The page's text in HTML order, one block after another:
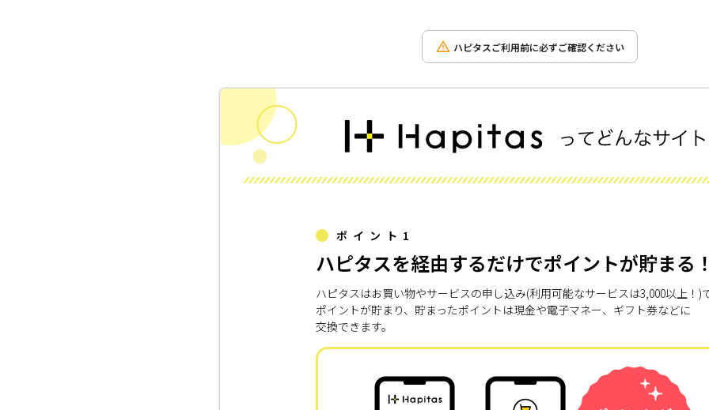
ハピタスご利用前に必ずご確認ください
ポイント1
ハピタスを経由するだけでポイントが貯まる
ハピタスはお買い物やサービスの申し込み(利用可能なサービスは3,000以上！)
ポイントが貯まり、貯まったポイントは現金や電子マネー、ギフト券などに
交換できます。